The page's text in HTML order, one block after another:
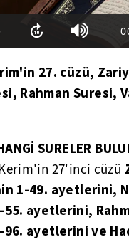
27. cüzü,
Rahman Suresi,
SURELER
27'inci cüzü
1-49. ayetlerini,
ayetlerini,
ayetlerini ve